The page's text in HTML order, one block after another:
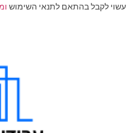
עשוי לקבל בהתאם לתנאי השימוש